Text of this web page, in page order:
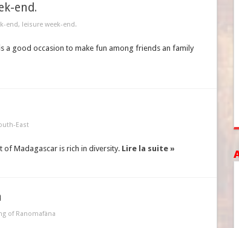
end.
end, leisure week-end.
a good occasion to make fun among friends an family
East
Madagascar is rich in diversity. Lire la suite »
of Ranomafàna